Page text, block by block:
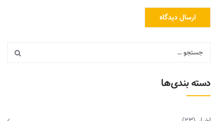
دسته بندی‌ها